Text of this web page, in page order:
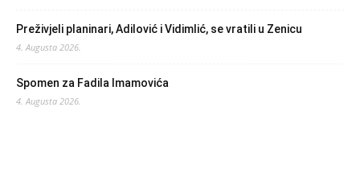
Preživjeli planinari, Adilović i Vidimlić, se vratili u Zenicu
4. Augusta 2026.
Spomen za Fadila Imamovića
4. Augusta 2026.